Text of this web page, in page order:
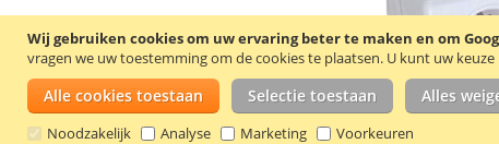
Wij gebruiken cookies om uw ervaring beter te maken en om
vragen we uw toestemming om de cookies te plaatsen. U kunt uw
Alle cookies toestaan Selectie toestaan Alles
Noodzakelijk Analyse Marketing Voorkeuren